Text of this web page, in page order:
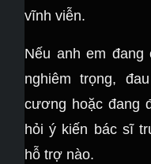
vĩnh viễn.
Nếu anh em
nghiêm trọng,
cương hoặc đang
hỏi ý kiến bác sĩ
hỗ trợ nào.